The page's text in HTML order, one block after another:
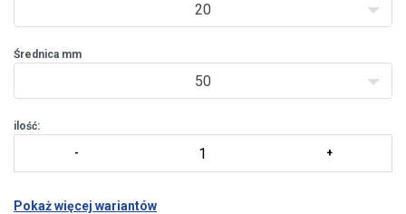
20
Średnica mm
50
ilość:
Pokaż więcej wariantów